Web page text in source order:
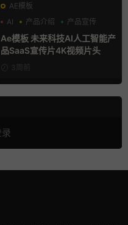
AE模板
AI
产品介绍 产品宣传
Ae模板 未来科技AI人工智能产
品SaaS宣传片4K视频片头
3周前